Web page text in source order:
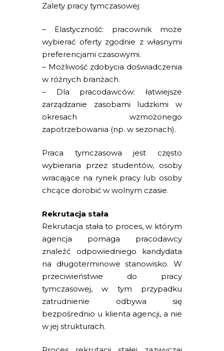
Zalety pracy tymczasowej:
– Elastyczność: pracownik może
wybierać oferty zgodnie z własnymi
preferencjami czasowymi.
– Możliwość zdobycia doświadczenia
w różnych branżach.
– Dla pracodawców: łatwiejsze
zarządzanie zasobami ludzkimi w
okresach wzmożonego
zapotrzebowania (np. w sezonach).
Praca tymczasowa jest często
wybierana przez studentów, osoby
wracające na rynek pracy lub osoby
chcące dorobić w wolnym czasie.
Rekrutacja stała
Rekrutacja stała to proces, w którym
agencja pomaga pracodawcy
znaleźć odpowiedniego kandydata
na długoterminowe stanowisko. W
przeciwieństwie do pracy
tymczasowej, w tym przypadku
zatrudnienie odbywa się
bezpośrednio u klienta agencji, a nie
w jej strukturach.